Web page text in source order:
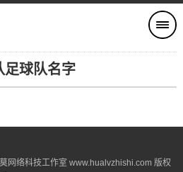
足球队名字
网络科技工作室 www.hualvzhishi.com 版权